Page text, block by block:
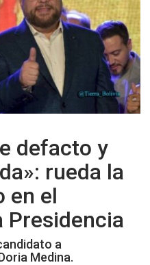
defacto y
rueda la
en el
Presidencia
a
Medina.